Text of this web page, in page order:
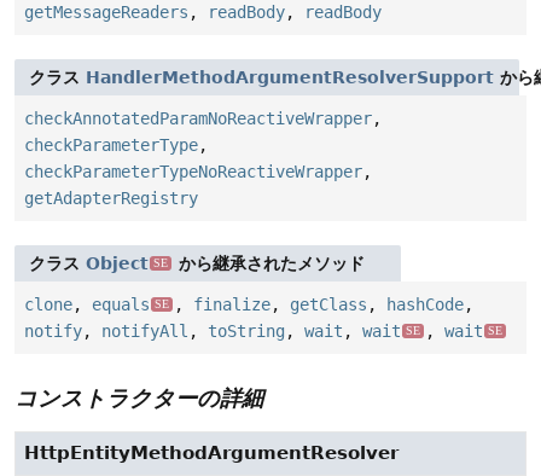
getMessageReaders , readBody, readBody
クラス HandlerMethodArgumentResolverSupport から
checkAnnotatedParamNoReactiveWrapper,
checkParameterType,
checkParameterTypeNoReactiveWrapper,
getAdapterRegistry
クラス Object SE から継承されたメソッド
clone, equals SE , finalize, getClass , hashCode,
notify, notifyAll , toString , wait , wait SE , wait SE
コンストラクターの詳細
HttpEntityMethodArgumentResolver